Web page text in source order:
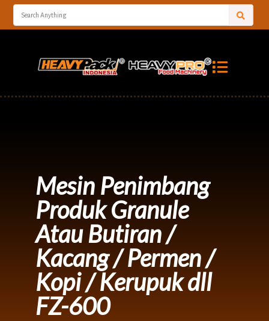
Mesin Penimbang
Produk Granule
Atau Butiran /
Kacang / Permen /
Kopi / Kerupuk dll
FZ-600